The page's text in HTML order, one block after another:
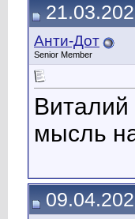
Анти-Дот
Senior Member
мысль